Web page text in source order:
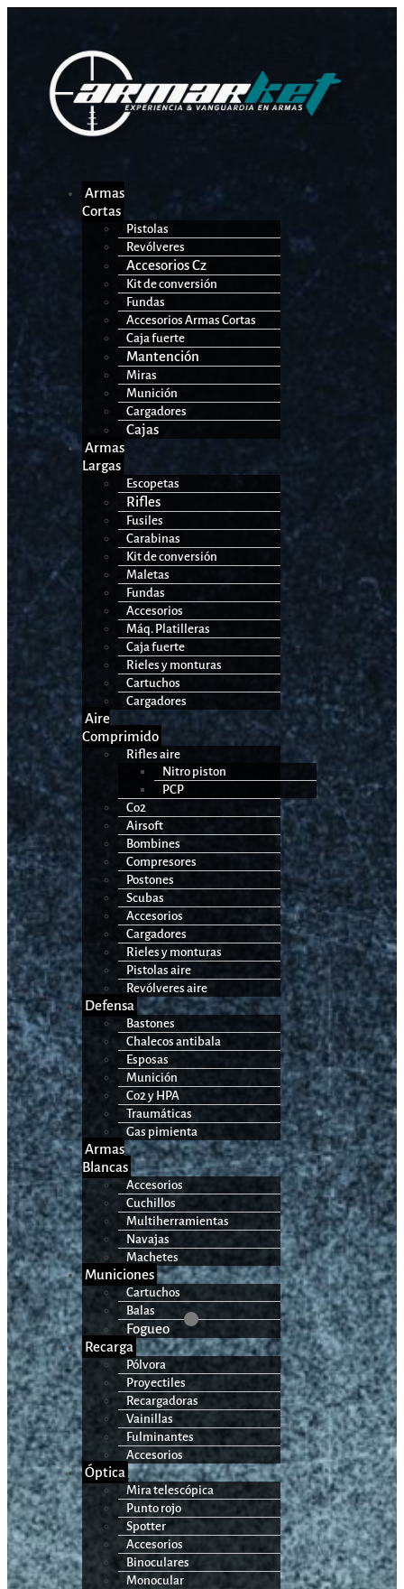
Armas
Cortas
Pistolas
Revólveres
Accesorios Cz
Kit de conversión
Fundas
Accesorios Armas Cortas
Caja fuerte
Mantención
Miras
Munición
Cargadores
Cajas
Armas
Largas
Escopetas
Rifles
Fusiles
Carabinas
Kit de conversión
Maletas
Fundas
Accesorios
Máq. Platilleras
Caja fuerte
Rieles y monturas
Cartuchos
Cargadores
Aire
Comprimido
Rifles aire
Nitro piston
PCP
Co2
Airsoft
Bombines
Compresores
Postones
Scubas
Accesorios
Cargadores
Rieles y monturas
Pistolas aire
Revólveres aire
Defensa
Bastones
Chalecos antibala
Esposas
Munición
Co2 y HPA
Traumáticas
Gas pimienta
Armas
Blancas
Accesorios
Cuchillos
Multiherramientas
Navajas
Machetes
Municiones
Cartuchos
Balas
Fogueo
Recarga
Pólvora
Proyectiles
Recargadoras
Vainillas
Fulminantes
Accesorios
Óptica
Mira telescópica
Punto rojo
Spotter
Accesorios
Binoculares
Monocular